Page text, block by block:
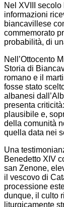
Nel XVIII
informazioni
biancavillese
commemorato
probabilità, di
Nell’Ottocento
Storia di
romano e il
fosse stato
albanesi
presenta
plausibile e,
della comunità
quella data nei
Una
Benedetto XIV
san Zenone,
il vescovo di
processione
dunque, il culto
liturgicamente